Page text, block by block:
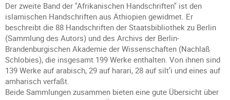
Der zweite Band der "Afrikanischen Handschriften" ist den
islamischen Handschriften aus Äthiopien gewidmet. Er
beschreibt die 88 Handschriften der Staatsbibliothek zu Berlin
(Sammlung des Autors) und des Archivs der Berlin-
Brandenburgischen Akademie der Wissenschaften (Nachlaß
Schlobies), die insgesamt 199 Werke enthalten. Von ihnen sind
139 Werke auf arabisch, 29 auf harari, 28 auf silt’i und eines auf
amharisch verfaßt.
Beide Sammlungen zusammen bieten eine gute Übersicht über